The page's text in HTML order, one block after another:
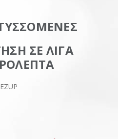
ΣΕ ΛΙΓΑ
EZUP